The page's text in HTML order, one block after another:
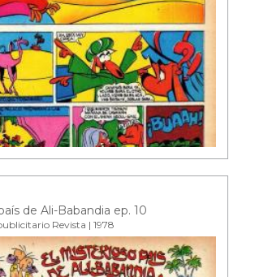
de Ali-Babandia ep. 10
Revista | 1978